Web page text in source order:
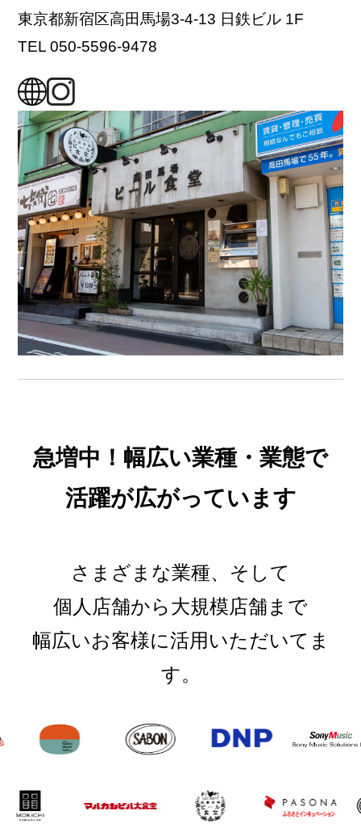
東京都新宿区高田馬場3-4-13 日鉄ビル 1F
TEL 050-5596-9478
急増中！幅広い業種・業態で
活躍が広がっています
さまざまな業種、そして
個人店舗から大規模店舗まで
幅広いお客様に活用いただいてま
す。